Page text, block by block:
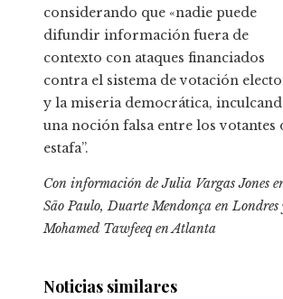
considerando que «nadie puede
difundir información fuera de
contexto con ataques financiados
contra el sistema de votación
y la miseria democrática,
una noción falsa entre los votantes
estafa”.
Con información de Julia Vargas Jones
São Paulo, Duarte Mendonça en Londres
Mohamed Tawfeeq en Atlanta
Noticias similares